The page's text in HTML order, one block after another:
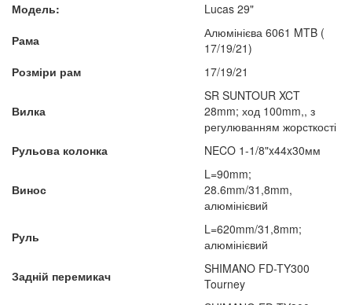
Модель:
Lucas 29"
Рама
Алюмінієва 6061 MTB (
17/19/21)
Розміри рам
17/19/21
Вилка
SR SUNTOUR XCT
28mm; ход 100mm,, з
регулюванням жорсткості
Рульова колонка
NECO 1-1/8"x44x30мм
Винос
L=90mm;
28.6mm/31,8mm,
алюмінієвий
Руль
L=620mm/31,8mm;
алюмінієвий
Задній перемикач
SHIMANO FD-TY300
Tourney